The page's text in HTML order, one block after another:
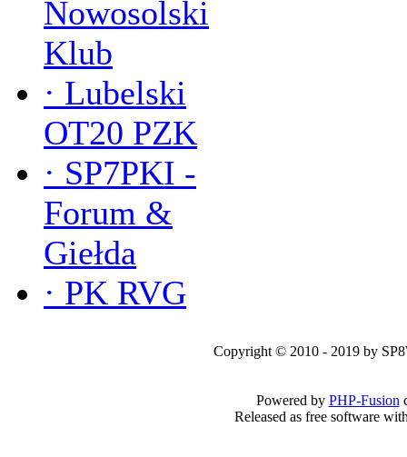
Nowosolski
Klub
· Lubelski
OT20 PZK
· SP7PKI -
Forum &
Giełda
· PK RVG
Copyright © 2010 - 2019 by
Powered by PHP-Fusion
Released as free software